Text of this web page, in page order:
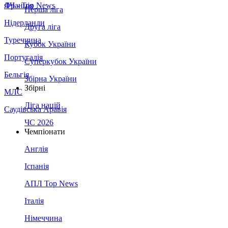
Франція
Нідерланди
Туреччина
Португалія
Бельгія
МЛС
Саудівська Аравія
ЛЧ - Top News
Перша ліга
Друга ліга
Кубок України
Суперкубок України
Збірна України
Збірні
Ліга націй
ЧС 2026
Чемпіонати
Англія
Іспанія
АПЛ Top News
Італія
Німеччина